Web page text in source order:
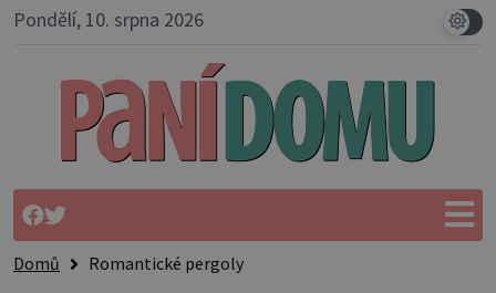
Pondělí, 10. srpna 2026
Domů Romantické pergoly